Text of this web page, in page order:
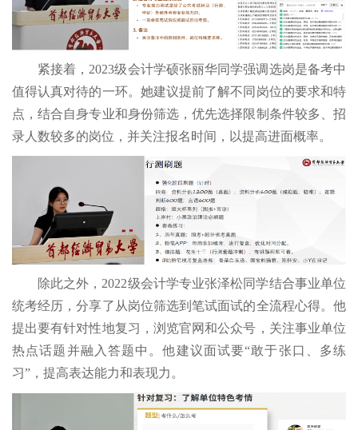
紧接着，2023级会计学硕张丽华同学强调选岗是备考中
值得认真对待的一环。她建议提前了解不同岗位的要求和特
点，结合自身专业和身份筛选，优先选择限制条件较多、招
录人数较多的岗位，并关注报名时间，以提高进面概率。
除此之外，2022级会计学专业张泽松同学结合事业单位
统考经历，分享了从岗位筛选到笔试面试的全流程心得。他
提出要有针对性地复习，浏览官网和公众号，关注事业单位
热点话题并融入答题中。他建议面试要“敢于张口、多练
习”，提高表达能力和表现力。